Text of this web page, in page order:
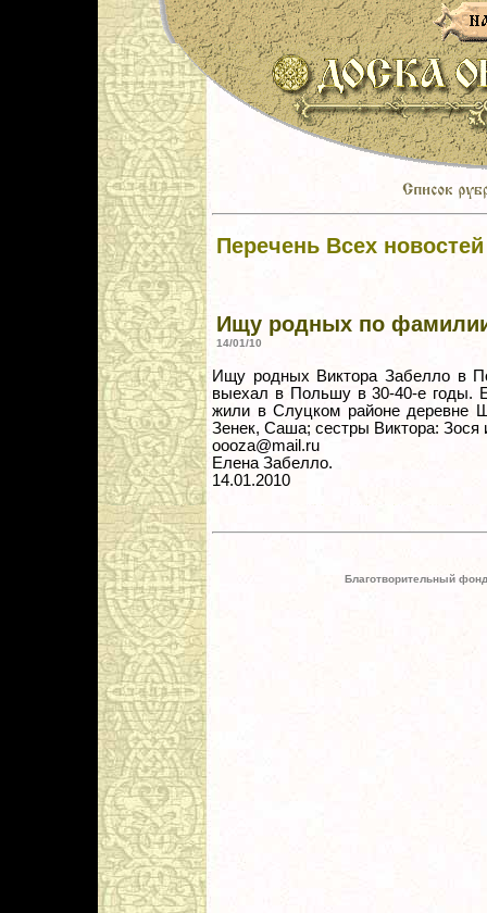
Перечень Всех новостей
Ищу родных по
14/01/10
Ищу родных Виктора Забелло в
выехал в Польшу в 30-40-е годы.
жили в Слуцком районе деревне
Зенек, Саша; сестры Виктора: Зося
oooza@mail.ru
Елена Забелло.
14.01.2010
Благотворительный